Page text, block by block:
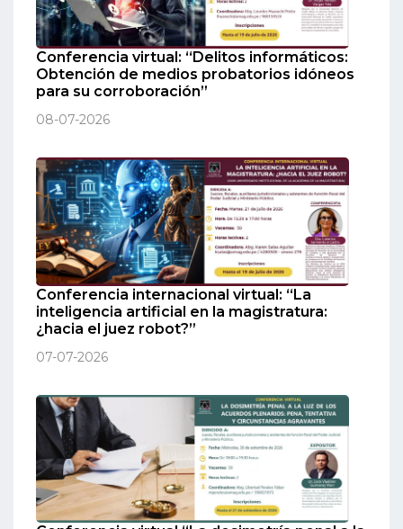
Conferencia virtual: “Delitos informáticos:
Obtención de medios probatorios idóneos
para su corroboración”
08-07-2026
Conferencia internacional virtual: “La
inteligencia artificial en la magistratura:
¿hacia el juez robot?”
07-07-2026